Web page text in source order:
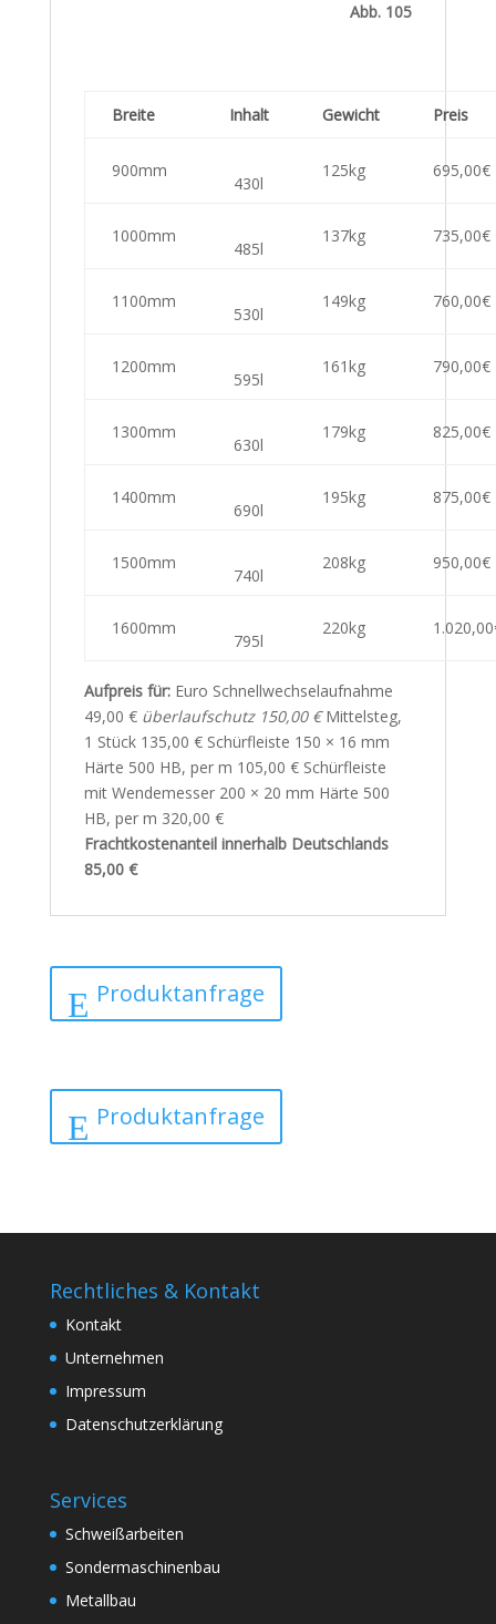
Abb. 105
Breite Inhalt Gewicht Preis
900mm
430l
125kg 695,00€
1000mm
485l
137kg 735,00€
1100mm
530l
149kg 760,00€
1200mm
595l
161kg 790,00€
1300mm
630l
179kg 825,00€
1400mm
690l
195kg 875,00€
1500mm
740l
208kg 950,00€
1600mm
795l
220kg
Aufpreis für:Euro Schnellwechselaufnahme
49,00 € überlaufschutz 150,00 €Mittelsteg,
1 Stück 135,00 € Schürfleiste 150 × 16 mm
Härte 500 HB, per m 105,00 € Schürfleiste
mit Wendemesser 200 × 20 mm Härte 500
HB, per m 320,00 €
Frachtkostenanteil innerhalb Deutschlands
85,00 €
Produktanfrage
Produktanfrage
Rechtliches & Kontakt
Kontakt
Unternehmen
Impressum
Datenschutzerklärung
Services
Schweißarbeiten
Sondermaschinenbau
Metallbau